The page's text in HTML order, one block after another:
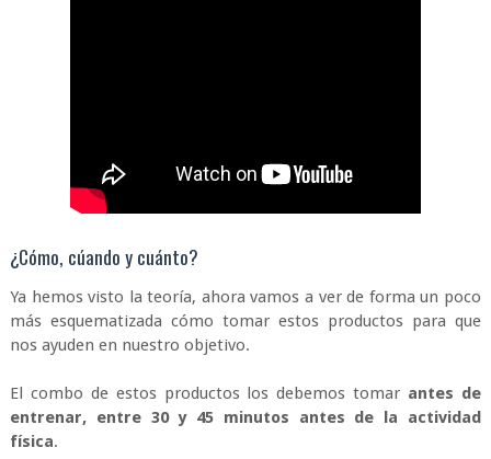
¿Cómo, cúando y cuánto?
Ya hemos visto la teoría, ahora vamos a ver de forma un poco
más esquematizada cómo tomar estos productos para que
nos ayuden en nuestro objetivo.
El combo de estos productos los debemos tomar antes de
entrenar, entre 30 y 45 minutos antes de la actividad
física.